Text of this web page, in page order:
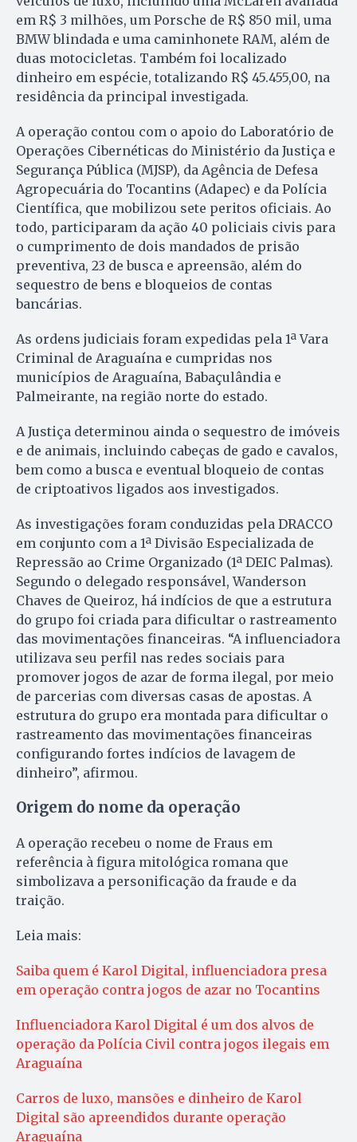
em R$ 3 milhões, um Porsche de R$ 850 mil, uma
BMW blindada e uma caminhonete RAM, além de
duas motocicletas. Também foi localizado
dinheiro em espécie, totalizando R$ 45.455,00, na
residência da principal investigada.
A operação contou com o apoio do Laboratório de
Operações Cibernéticas do Ministério da Justiça e
Segurança Pública (MJSP), da Agência de Defesa
Agropecuária do Tocantins (Adapec) e da Polícia
Científica, que mobilizou sete peritos oficiais. Ao
todo, participaram da ação 40 policiais civis para
o cumprimento de dois mandados de prisão
preventiva, 23 de busca e apreensão, além do
sequestro de bens e bloqueios de contas
bancárias.
As ordens judiciais foram expedidas pela 1ª Vara
Criminal de Araguaína e cumpridas nos
municípios de Araguaína, Babaçulândia e
Palmeirante, na região norte do estado.
A Justiça determinou ainda o sequestro de imóveis
e de animais, incluindo cabeças de gado e cavalos,
bem como a busca e eventual bloqueio de contas
de criptoativos ligados aos investigados.
As investigações foram conduzidas pela DRACCO
em conjunto com a 1ª Divisão Especializada de
Repressão ao Crime Organizado (1ª DEIC Palmas).
Segundo o delegado responsável, Wanderson
Chaves de Queiroz, há indícios de que a estrutura
do grupo foi criada para dificultar o rastreamento
das movimentações financeiras. “A influenciadora
utilizava seu perfil nas redes sociais para
promover jogos de azar de forma ilegal, por meio
de parcerias com diversas casas de apostas. A
estrutura do grupo era montada para dificultar o
rastreamento das movimentações financeiras
configurando fortes indícios de lavagem de
dinheiro”, afirmou.
Origem do nome da operação
A operação recebeu o nome de Fraus em
referência à figura mitológica romana que
simbolizava a personificação da fraude e da
traição.
Leia mais:
Saiba quem é Karol Digital, influenciadora presa
em operação contra jogos de azar no Tocantins
Influenciadora Karol Digital é um dos alvos de
operação da Polícia Civil contra jogos ilegais em
Araguaína
Carros de luxo, mansões e dinheiro de Karol
Digital são apreendidos durante operação
Araguaína